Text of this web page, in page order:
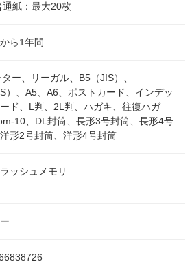
通紙：最大20枚
ら1年間
ー、リーガル、B5（JIS）、
）、A5、A6、ポストカード、インデッ
ド、L判、2L判、ハガキ、往復ハガ
10、DL封筒、長形3号封筒、長形4号
形2号封筒、洋形4号封筒
ッシュメモリ